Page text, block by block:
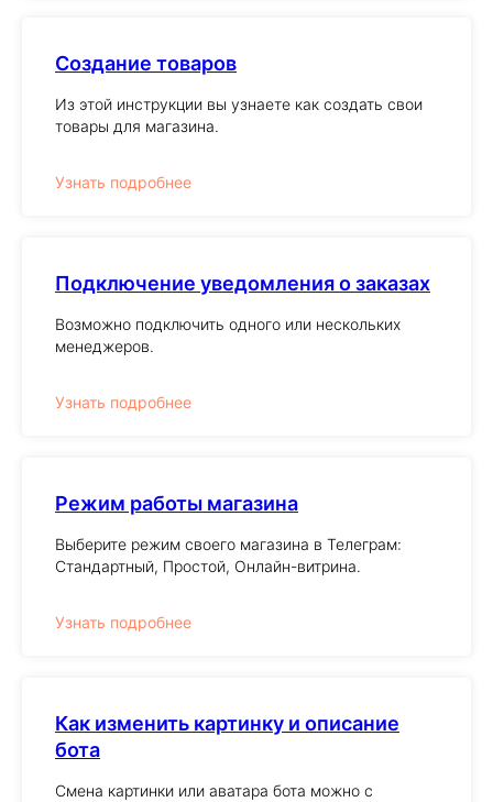
Создание товаров
Из этой инструкции вы узнаете как создать свои
товары для магазина.
Узнать подробнее
Подключение уведомления о заказах
Возможно подключить одного или нескольких
менеджеров.
Узнать подробнее
Режим работы магазина
Выберите режим своего магазина в Телеграм:
Стандартный, Простой, Онлайн-витрина.
Узнать подробнее
Как изменить картинку и описание
бота
Смена картинки или аватара бота можно с